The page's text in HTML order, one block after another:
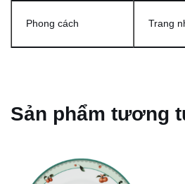
Phong cách Trang
Sản phẩm tương